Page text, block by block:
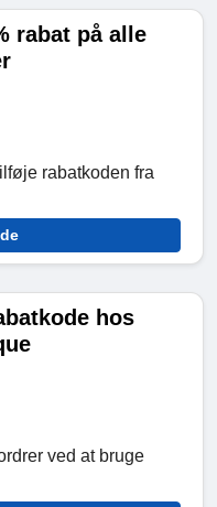
rabat på alle
rabatkoden fra
hos
ved at bruge